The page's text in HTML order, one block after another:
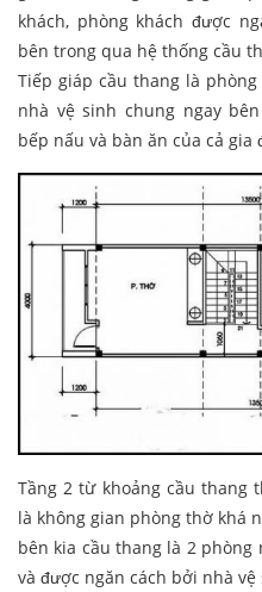
khách, phòng khách được
bên trong qua hệ thống cầu
Tiếp giáp cầu thang là
nhà vệ sinh chung ngay
bếp nấu và bàn ăn của cả gia
Tầng 2 từ khoảng cầu thang
là không gian phòng thờ khá
bên kia cầu thang là 2
và được ngăn cách bởi nhà